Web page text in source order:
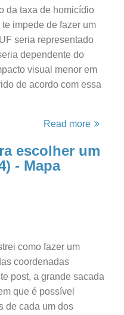
da taxa de homicídio
impede de fazer um
seria representado
dependente do
visual menor em
de acordo com essa
Read more
escolher um
- Mapa
como fazer um
coordenadas
post, a grande sacada
que é possível
de cada um dos